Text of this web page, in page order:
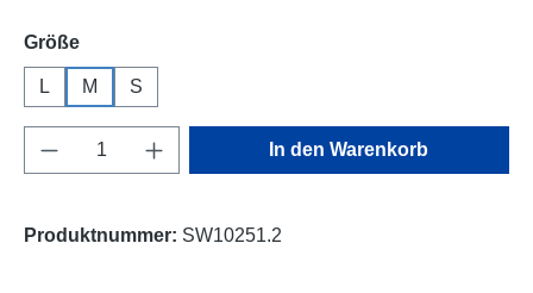
Größeauswählen
L M S
Produkt Anzahl: Gib den gewünschten
In den Warenkorb
Produktnummer: SW10251.2